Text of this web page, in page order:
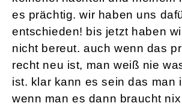
es prächtig. wir haben uns
entschieden! bis jetzt haben
nicht bereut. auch wenn das
recht neu ist, man weiß nie
ist. klar kann es sein das man
wenn man es dann braucht